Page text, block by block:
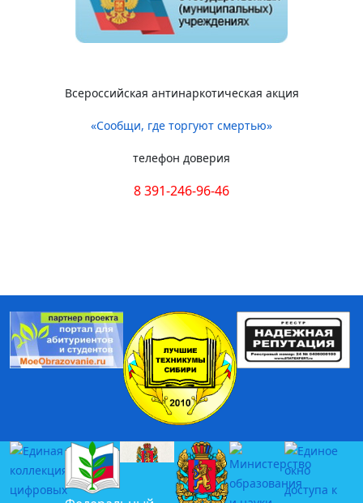
Всероссийская антинаркотическая акция
«Сообщи, где торгуют смертью»
телефон доверия
8 391-246-96-46